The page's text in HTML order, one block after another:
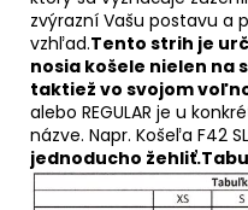
zvýrazní Vašu postavu a
vzhľad.Tento strih je
nosia košele nielen na
taktiež vo svojom
alebo REGULAR je u
názve. Napr. Košeľa F42
jednoducho žehliť.